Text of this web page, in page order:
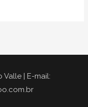
| E-mail: